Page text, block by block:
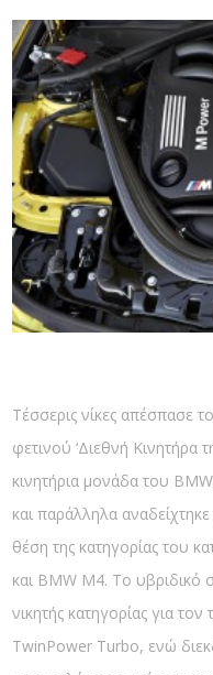
Τέσσερις νίκες απέσπασε
φετινού ‘Διεθνή Κινητήρα
κινητήρια μονάδα του
και παράλληλα
θέση της κατηγορίας του
και BMW M4. Το
νικητής κατηγορίας για
TwinPower Turbo, ενώ